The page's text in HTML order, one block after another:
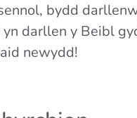
bydd
yn darllen y Beibl
newydd!